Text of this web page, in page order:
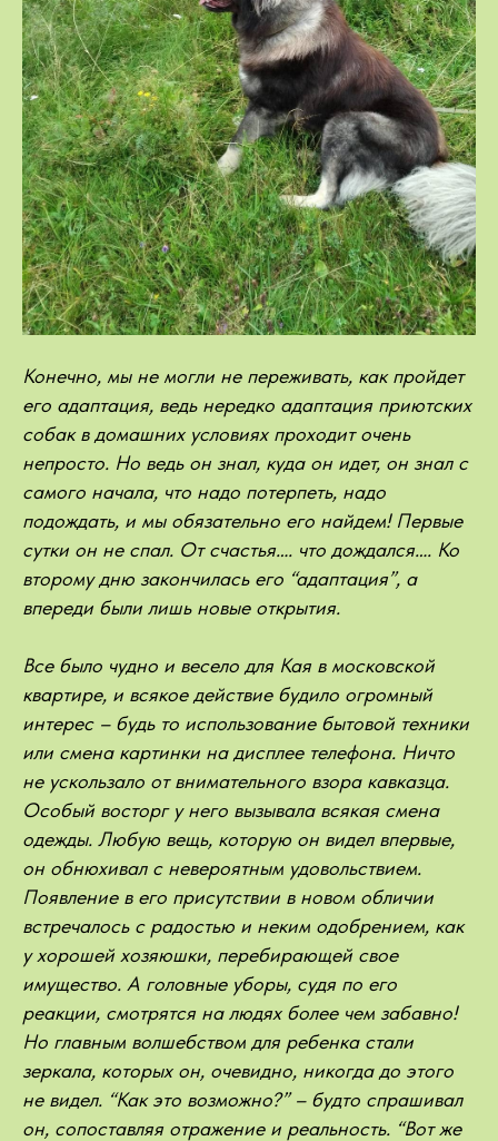
Конечно, мы не могли не переживать, как пройдет
его адаптация, ведь нередко адаптация приютских
собак в домашних условиях проходит очень
непросто. Но ведь он знал, куда он идет, он знал с
самого начала, что надо потерпеть, надо
подождать, и мы обязательно его найдем! Первые
сутки он не спал. От счастья…. что дождался…. Ко
второму дню закончилась его “адаптация”, а
впереди были лишь новые открытия.
Все было чудно и весело для Кая в московской
квартире, и всякое действие будило огромный
интерес – будь то использование бытовой техники
или смена картинки на дисплее телефона. Ничто
не ускользало от внимательного взора кавказца.
Особый восторг у него вызывала всякая смена
одежды. Любую вещь, которую он видел впервые,
он обнюхивал с невероятным удовольствием.
Появление в его присутствии в новом обличии
встречалось с радостью и неким одобрением, как
у хорошей хозяюшки, перебирающей свое
имущество. А головные уборы, судя по его
реакции, смотрятся на людях более чем забавно!
Но главным волшебством для ребенка стали
зеркала, которых он, очевидно, никогда до этого
не видел. “Как это возможно?” – будто спрашивал
он, сопоставляя отражение и реальность. “Вот же